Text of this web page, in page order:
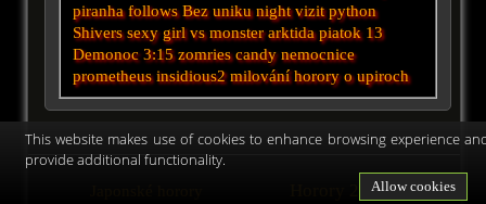
piranha follows Bez uniku night vizit python
Shivers sexy girl vs monster arktida piatok 13
Demonoc 3:15 zomries candy nemocnice
prometheus insidious2 milování horory o upiroch
Horory 2026
This website makes use of cookies to enhance browsing experience
provide additional functionality.
Allow cookies